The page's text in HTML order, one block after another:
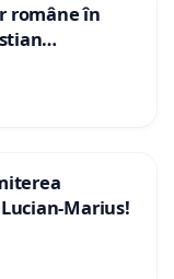
române în
de
Marius!